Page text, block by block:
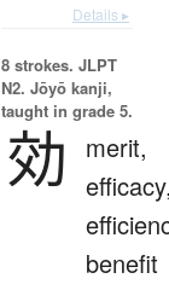
Details ▸
8 strokes. JLPT
N2. Jōyō kanji,
taught in grade 5.
効
merit,
benefit